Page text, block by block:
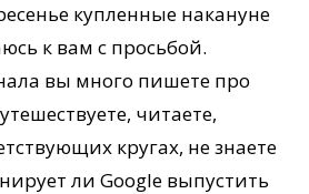
купленные накануне
к вам с просьбой.
вы много пишете про
читаете,
кругах, не знаете
ли Google выпустить